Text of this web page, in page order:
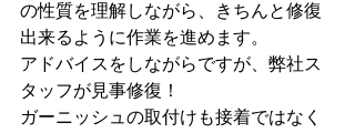
の性質を理解しながら、きちんと修復
出来るように作業を進めます。
アドバイスをしながらですが、弊社ス
タッフが見事修復！
ガーニッシュの取付けも接着ではなく